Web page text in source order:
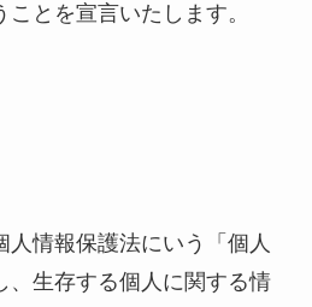
とを宣言いたします。
人情報保護法にいう「個人
、生存する個人に関する情